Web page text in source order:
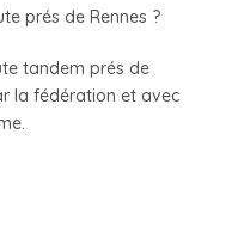
prés de Rennes ?
tandem prés de
la fédération et avec